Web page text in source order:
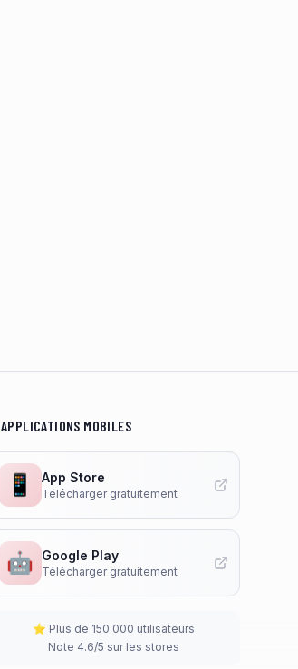
APPLICATIONS MOBILES
📱 App Store
Télécharger gratuitement
🤖 Google Play
Télécharger gratuitement
⭐ Plus de 150 000 utilisateurs
Note 4.6/5 sur les stores